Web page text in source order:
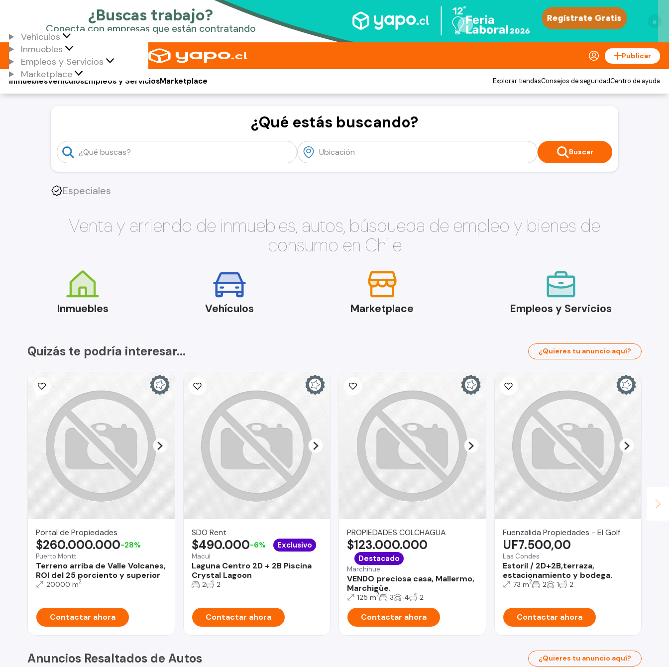
×
Vehículos
Inmuebles
Empleos y Servicios
Marketplace
Publicar
Vehículos
Inmuebles Empleos y ServiciosMarketplace Explorar tiendasConsejos de seguridadCentro de ayuda
¿Qué estás buscando?
Buscar
Especiales
Venta y arriendo de inmuebles, autos, búsqueda de empleo y bienes de
consumo en Chile
Inmuebles Vehículos Marketplace Empleos y Servicios
Quizás te podría interesar... ¿Quieres tu anuncio aquí?
Portal de Propiedades
Puerto Montt
Terreno arriba de Valle Volcanes,
ROI del 25 porciento y superior
$260.000.000-28%
20000 m2
Contactar ahora
SDO Rent
Macul
Laguna Centro 2D + 2B Piscina
Crystal Lagoon
$490.000-6% Exclusivo
2 2
Contactar ahora
PROPIEDADES COLCHAGUA
Marchihue
VENDO preciosa casa, Mallermo,
Marchigüe.
$123.000.000
Destacado
125 m2 3 4 2
Contactar ahora
Fuenzalida Propiedades - El Golf
Las Condes
Estoril / 2D+2B,terraza,
estacionamiento y bodega.
UF7.500,00
73 m2 2 1 2
Contactar ahora
Anuncios Resaltados de Autos ¿Quieres tu anuncio aquí?